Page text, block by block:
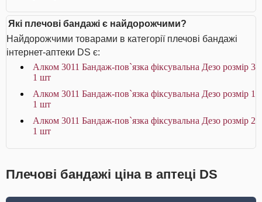
Які плечові бандажі є найдорожчими?
Найдорожчими товарами в категорії плечові бандажі
інтернет-аптеки DS є:
Алком 3011 Бандаж-пов`язка фіксувальна Дезо розмір 3
1 шт
Алком 3011 Бандаж-пов`язка фіксувальна Дезо розмір 1
1 шт
Алком 3011 Бандаж-пов`язка фіксувальна Дезо розмір 2
1 шт
Плечові бандажі ціна в аптеці DS